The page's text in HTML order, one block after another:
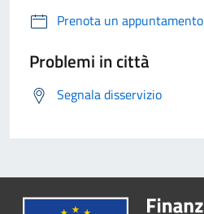
Prenota un appuntamento
Problemi in città
Segnala disservizio